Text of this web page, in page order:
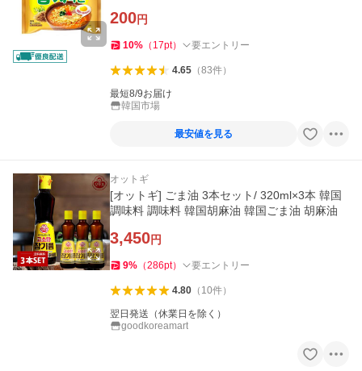
200円
10% （ 17pt） 要エントリー
4.65（83件）
最短8/9お届け
韓国市場
最安値を見る
オットギ
[オットギ] ごま油 3本セット/ 320ml×3本 韓国
調味料 調味料 韓国胡麻油 韓国ごま油 胡麻油
3,450円
9% （286pt） 要エントリー
4.80（ 10件）
翌日発送（休業日を除く）
goodkoreamart